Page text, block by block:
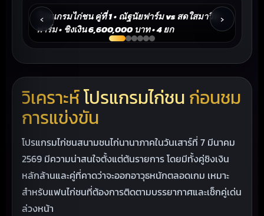
‹
โปรแกรมไก่ชน คู่ที่ 1 • ณัฐนัยฟาร์ม vs สดใสมาวิน
ฟาร์ม • ชิงเงิน 6,600,000 บาท • 4 ยก
›
วิเคราะห์โปรแกรมไก่ชน ก่อนชม
การแข่งขัน
โปรแกรมไก่ชนสนามชนไก่นานาภาคในวันเสาร์ที่ 7 มีนาคม
2569 มีความน่าสนใจตั้งแต่ต้นรายการ โดยมีทั้งคู่ชิงเงิน
หลักล้านและคู่ที่คาดว่าจะออกอาวุธหนักตลอดเกม เหมาะ
สำหรับแฟนไก่ชนที่ต้องการติดตามบรรยากาศและเช็กคู่เด่น
ล่วงหน้า